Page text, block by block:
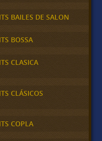
BAILES DE SALON
BOSSA
CLASICA
CLÁSICOS
COPLA